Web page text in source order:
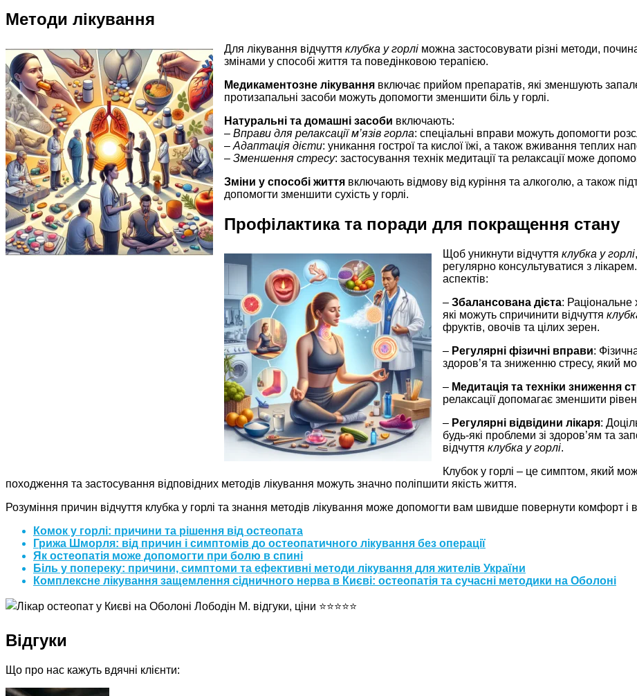
Методи лікування
Для лікування відчуття клубка у горлі можна застосовувати різні методи,
змінами у способі життя та поведінковою терапією.
Медикаментозне лікування включає прийом препаратів, які зменшують
протизапальні засоби можуть допомогти зменшити біль у горлі.
Натуральні та домашні засоби включають:
– Вправи для релаксації м’язів горла: спеціальні вправи можуть допомогти
– Адаптація дієти: уникання гострої та кислої їжі, а також вживання теплих
– Зменшення стресу: застосування технік медитації та релаксації може
Зміни у способі життя включають відмову від куріння та алкоголю, а також
допомогти зменшити сухість у горлі.
Профілактика та поради для покращення стану
Щоб уникнути відчуття клубка у горлі
регулярно консультуватися з
аспектів:
– Збалансована дієта:
які можуть спричинити відчуття
фруктів, овочів та цілих зерен.
– Регулярні фізичні вправи:
здоров’я та зниженню стресу, який
– Медитація та техніки зниження
релаксації допомагає зменшити
– Регулярні відвідини лікаря:
будь-які проблеми зі здоров’ям та
відчуття клубка у горлі.
Клубок у горлі – це симптом, який
походження та застосування відповідних методів лікування можуть значно поліпшити якість життя.
Розуміння причин відчуття клубка у горлі та знання методів лікування може допомогти вам швидше повернути комфорт і
Комок у горлі: причини та рішення від остеопата
Грижа Шморля: від причин і симптомів до остеопатичного лікування без операції
Як остеопатія може допомогти при болю в спині
Біль у попереку: причини, симптоми та ефективні методи лікування для жителів України
Комплексне лікування защемлення сідничного нерва в Києві: остеопатія та сучасні методики на Оболоні
Відгуки
Що про нас кажуть вдячні клієнти: